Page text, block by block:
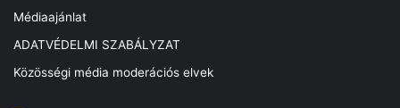
Médiaajánlat
ADATVÉDELMI SZABÁLYZAT
Közösségi média moderációs elvek